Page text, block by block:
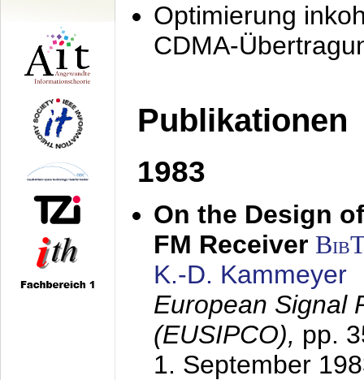
Optimierung
CDMA-
Publikationen
1983
On the Design
FM Receiver
K.-D. Kammeyer
European Signal
(EUSIPCO), pp.
1. September